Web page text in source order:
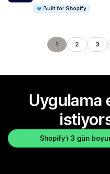
Built for Shopify
1 2 3
Uygulama
Shopify'ı 3 gün